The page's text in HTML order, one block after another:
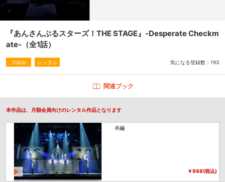
『あんさんぶるスターズ！THE STAGE』-Desperate Checkm
ate- （全1話）
1080p レンタル 気になる登録数： 193
関連ブック
本作品は、月額会員向けのレンタル作品となります
本編
￥998(税込)